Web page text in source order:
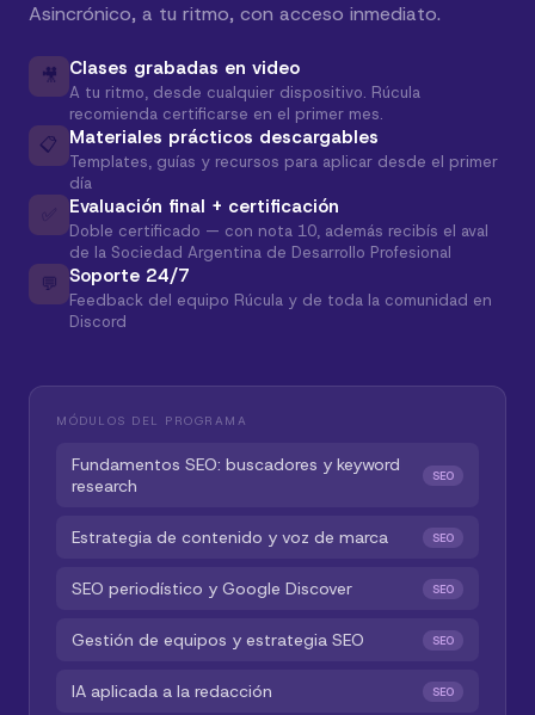
Asincrónico, a tu ritmo, con acceso inmediato.
🎥 Clases grabadas en video
A tu ritmo, desde cualquier dispositivo. Rúcula
recomienda certificarse en el primer mes.
📋 Materiales prácticos descargables
Templates, guías y recursos para aplicar desde el primer
día
Evaluación final + certificación
Doble certificado — con nota 10, además recibís el aval
de la Sociedad Argentina de Desarrollo Profesional
💬 Soporte 24/7
Feedback del equipo Rúcula y de toda la comunidad en
Discord
MÓDULOS DEL PROGRAMA
Fundamentos SEO: buscadores y keyword
research
SEO
Estrategia de contenido y voz de marca SEO
SEO periodístico y Google Discover SEO
Gestión de equipos y estrategia SEO SEO
IA aplicada a la redacción SEO